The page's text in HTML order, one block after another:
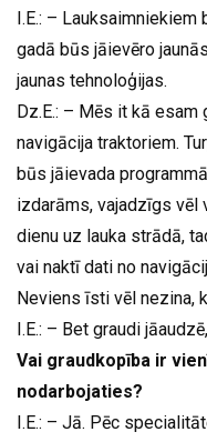
I.E.: –
gadā būs jāievēro
jaunas tehnoloģijas.
Dz.E.: – Mēs it kā esam
navigācija traktoriem.
būs jāievada
izdarāms, vajadzīgs vēl
dienu uz lauka strādā,
vai naktī dati no
Neviens īsti vēl nezina,
I.E.: – Bet graudi
Vai graudkopība ir
nodarbojaties?
I.E.: – Jā. Pēc